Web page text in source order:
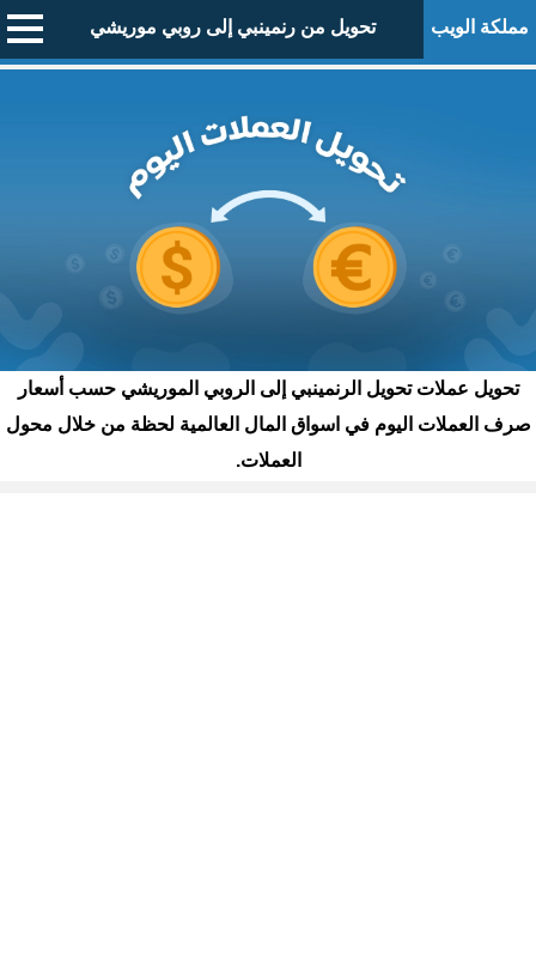
مملكة الويب تحويل من رنمينبي إلى روبي موريشي
تحويل عملات تحويل الرنمينبي إلى الروبي الموريشي حسب أسعار
صرف العملات اليوم في اسواق المال العالمية لحظة من خلال محول
العملات.